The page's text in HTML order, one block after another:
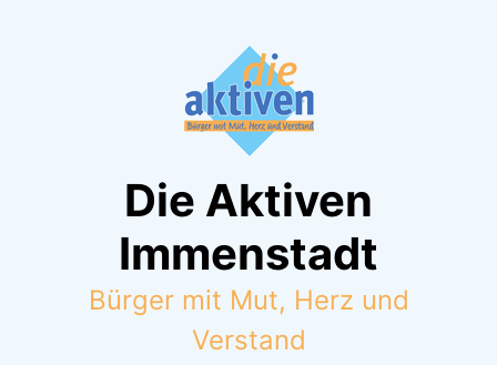
Die Aktiven
Immenstadt
Bürger mit Mut, Herz und
Verstand